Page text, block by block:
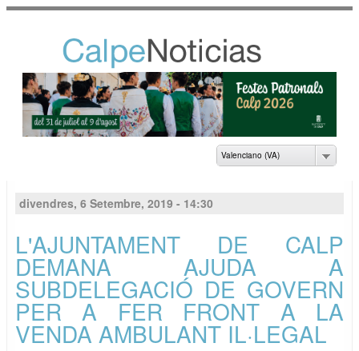
NOTICIAS DEL
AYUNTAMIENTO DE
Valenciano (VA)
divendres, 6 Setembre, 2019 - 14:30
L'AJUNTAMENT DE CALP
DEMANA AJUDA A
SUBDELEGACIÓ DE GOVERN
PER A FER FRONT A LA
VENDA AMBULANT IL·LEGAL